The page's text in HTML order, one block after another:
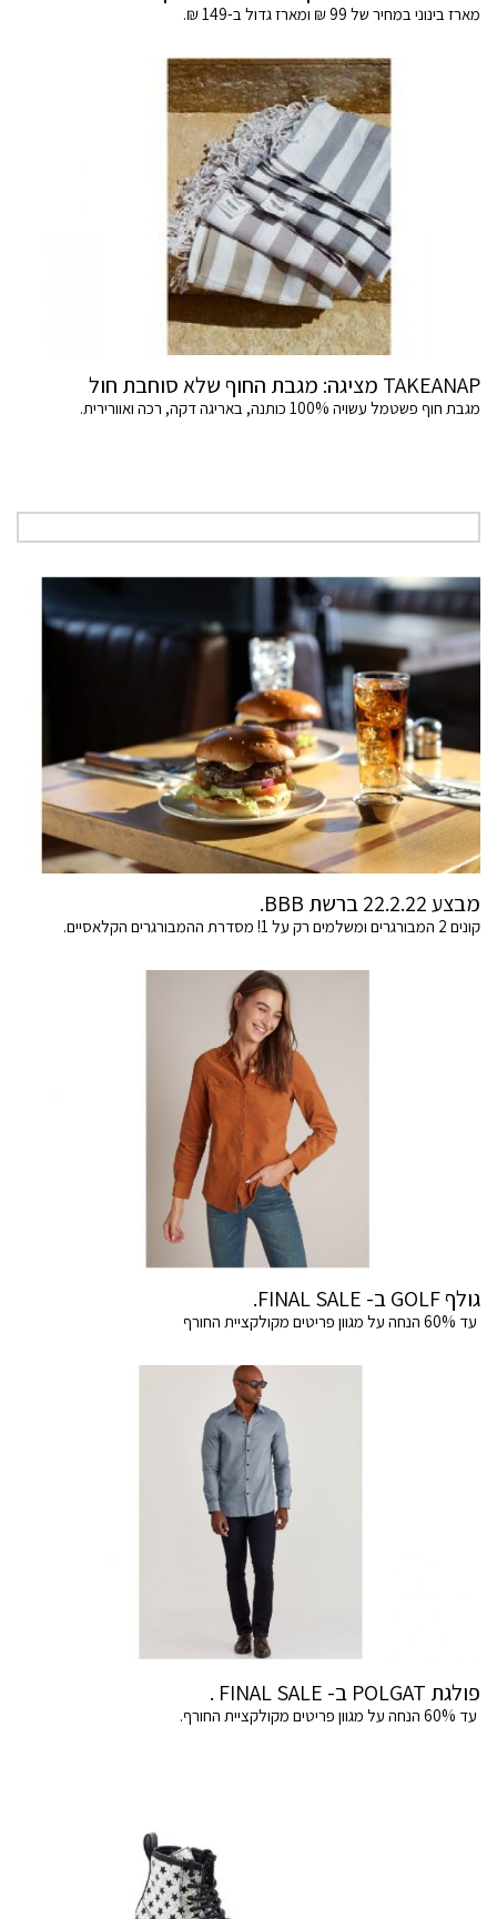
מארז בינוני במחיר של 99 ₪ ומארז גדול ב-149 ₪.
TAKEANAP מציגה: מגבת החוף שלא סוחבת חול
מגבת חוף פשטמל עשויה 100% כותנה, באריגה דקה, רכה ואוורירית.
מבצע 22.2.22 ברשת BBB.
קונים 2 המבורגרים ומשלמים רק על 1! מסדרת ההמבורגרים הקלאסיים.
גולף GOLF ב- FINAL SALE.
עד 60% הנחה על מגוון פריטים מקולקציית החורף
פולגת POLGAT ב- FINAL SALE .
עד 60% הנחה על מגוון פריטים מקולקציית החורף.